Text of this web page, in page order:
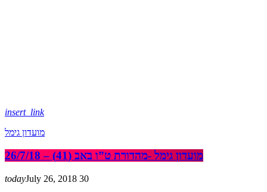
insert_link
מועדון גימל
מועדון גימל -מהדורת ט”ו באב (41) – 26/7/18
todayJuly 26, 2018 30